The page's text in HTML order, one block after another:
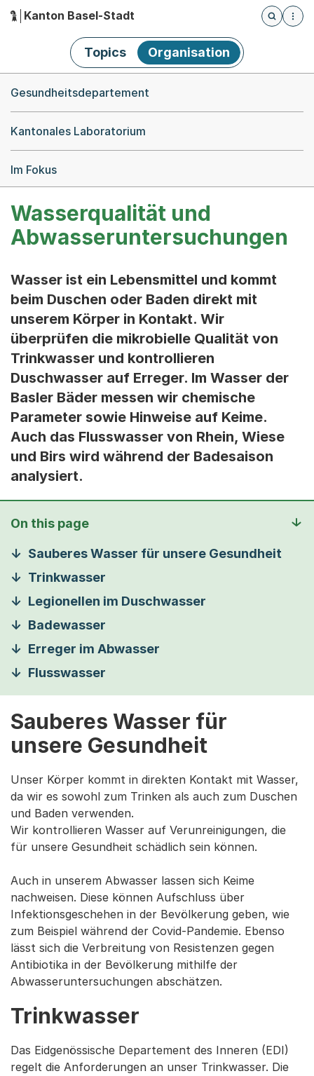
Hauptnavigation
Kanton Basel-Stadt
Öffnet
Topics Organisation
Gesundheitsdepartement
Kantonales Laboratorium
Im Fokus
Wasserqualität und
Abwasseruntersuchungen
Wasser ist ein Lebensmittel und kommt
beim Duschen oder Baden direkt mit
unserem Körper in Kontakt. Wir
überprüfen die mikrobielle Qualität von
Trinkwasser und kontrollieren
Duschwasser auf Erreger. Im Wasser der
Basler Bäder messen wir chemische
Parameter sowie Hinweise auf Keime.
Auch das Flusswasser von Rhein, Wiese
und Birs wird während der Badesaison
analysiert.
On this page
Sauberes Wasser für unsere Gesundheit
Trinkwasser
Legionellen im Duschwasser
Badewasser
Erreger im Abwasser
Flusswasser
Sauberes Wasser für
unsere Gesundheit
Unser Körper kommt in direkten Kontakt mit Wasser,
da wir es sowohl zum Trinken als auch zum Duschen
und Baden verwenden.
Wir kontrollieren Wasser auf Verunreinigungen, die
für unsere Gesundheit schädlich sein können.
Auch in unserem Abwasser lassen sich Keime
nachweisen. Diese können Aufschluss über
Infektionsgeschehen in der Bevölkerung geben, wie
zum Beispiel während der Covid-Pandemie. Ebenso
lässt sich die Verbreitung von Resistenzen gegen
Antibiotika in der Bevölkerung mithilfe der
Abwasseruntersuchungen abschätzen.
Trinkwasser
Das Eidgenössische Departement des Inneren (EDI)
regelt die Anforderungen an unser Trinkwasser. Die